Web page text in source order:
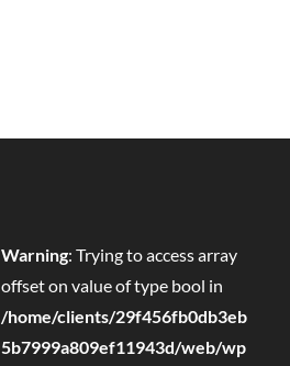
Warning: Trying to access array
offset on value of type bool in
/home/clients/29f456fb0db3eb
5b7999a809ef11943d/web/wp